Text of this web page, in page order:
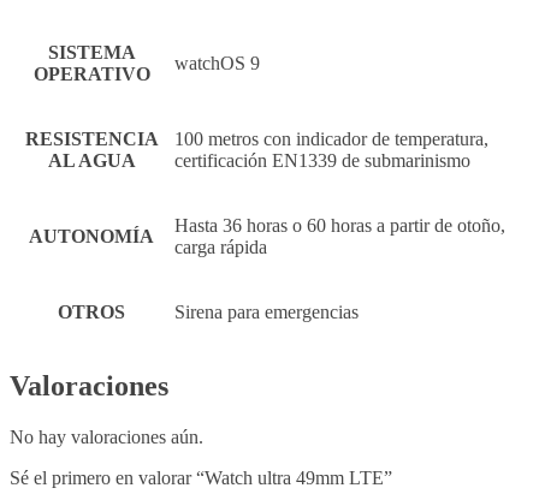
SISTEMA
OPERATIVO
watchOS 9
RESISTENCIA
AL AGUA
100 metros con indicador de temperatura,
certificación EN1339 de submarinismo
AUTONOMÍA
Hasta 36 horas o 60 horas a partir de otoño,
carga rápida
OTROS Sirena para emergencias
Valoraciones
No hay valoraciones aún.
Sé el primero en valorar “Watch ultra 49mm LTE”